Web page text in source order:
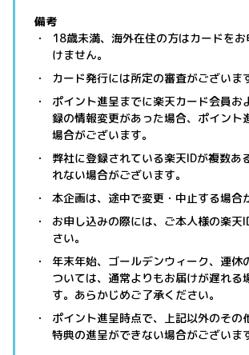
備考
18歳未満、海外在住の方はカードを
けません。
カード発行には所定の審査がございま
ポイント進呈までに楽天カード会員お
録の情報変更があった場合、ポイント
場合がございます。
弊社に登録されている楽天IDが複数あ
れない場合がございます。
本企画は、途中で変更・中止する場合
お申し込みの際には、ご本人様の楽天
さい。
年末年始、ゴールデンウィーク、連休
ついては、通常よりもお届けが遅れる
す。あらかじめご了承ください。
ポイント進呈時点で、上記以外のその
特典の進呈ができない場合がございま